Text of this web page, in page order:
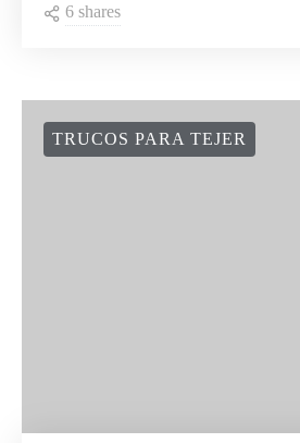
6 shares
TRUCOS PARA TEJER